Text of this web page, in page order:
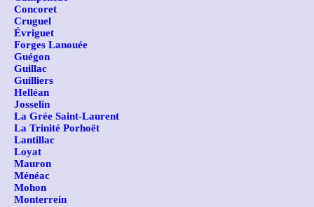
Concoret
Cruguel
Évriguet
Forges Lanouée
Guégon
Guillac
Guilliers
Helléan
Josselin
La Grée Saint-Laurent
La Trinité Porhoët
Lantillac
Loyat
Mauron
Ménéac
Mohon
Monterrein